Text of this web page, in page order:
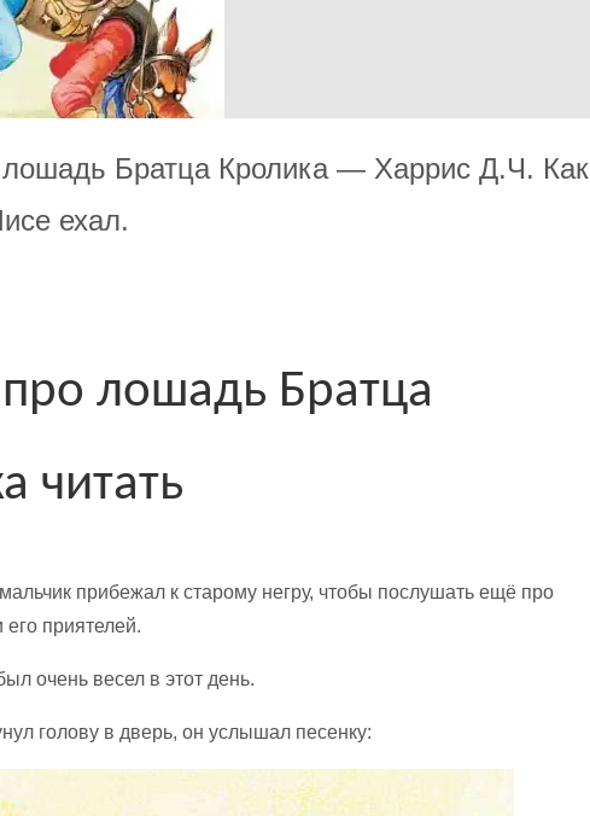
лошадь Братца Кролика — Харрис Д.Ч. Как
ехал.
про лошадь Братца
читать
прибежал к старому негру, чтобы послушать ещё про
приятелей.
очень весел в этот день.
голову в дверь, он услышал песенку: